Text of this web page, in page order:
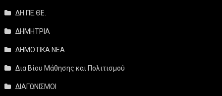
ΔΗ.ΠΕ.ΘΕ.
ΔΗΜΗΤΡΙΑ
ΔΗΜΟΤΙΚΑ ΝΕΑ
Δια Βίου Μάθησης και Πολιτισμού
ΔΙΑΓΩΝΙΣΜΟΙ